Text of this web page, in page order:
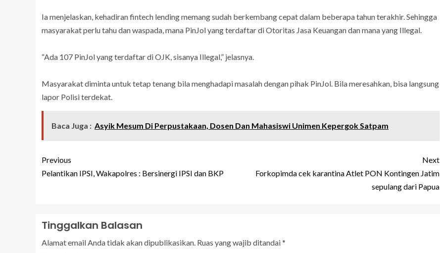
Ia menjelaskan, kehadiran fintech lending memang sudah berkembang cepat dalam beberapa tahun terakhir. Sehingga
masyarakat perlu tahu dan waspada, mana PinJol yang terdaftar di Otoritas Jasa Keuangan dan mana yang Illegal.
“Ada 107 PinJol yang terdaftar di OJK, sisanya Illegal,” jelasnya.
Masyarakat diminta untuk tetap tenang bila menghadapi masalah dengan pihak PinJol. Bila meresahkan, bisa langsung
lapor Polisi terdekat.
Baca Juga : Asyik Mesum Di Perpustakaan, Dosen Dan Mahasiswi Unimen Kepergok Satpam
Previous
Pelantikan IPSI, Wakapolres : Bersinergi IPSI dan BKP
Next
Forkopimda cek karantina Atlet PON Kontingen Jatim
sepulang dari Papua
Tinggalkan Balasan
Alamat email Anda tidak akan dipublikasikan. Ruas yang wajib ditandai*